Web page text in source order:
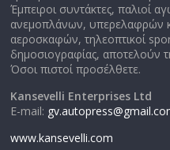
Έμπειροι συντάκτες, παλιοί
ανεμοπλάνων, υπερελαφρών
αεροσκαφών, τηλεοπτικοί
δημοσιογραφίας, αποτελούν
Όσοι πιστοί προσέλθετε.
Kansevelli Enterprises Ltd
E-mail:
www.kansevelli.com